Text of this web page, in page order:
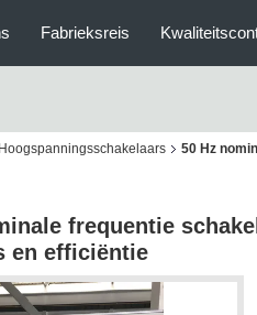
Fabrieksreis
Hoogspanningsschakelaars 50 Hz
frequentie
en efficiëntie